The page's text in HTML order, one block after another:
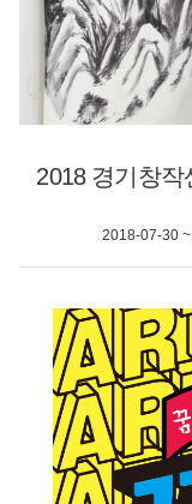
2018 경기창
2018-07-30